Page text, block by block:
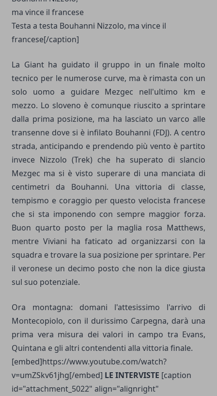
Testa a testa Bouhanni Nizzolo, ma vince il
francese[/caption]
La Giant ha guidato il gruppo in un finale molto
tecnico per le numerose curve, ma è rimasta con un
solo uomo a guidare Mezgec nell'ultimo km e
mezzo. Lo sloveno è comunque riuscito a sprintare
dalla prima posizione, ma ha lasciato un varco alle
transenne dove si è infilato Bouhanni (FDJ). A centro
strada, anticipando e prendendo più vento è partito
invece Nizzolo (Trek) che ha superato di slancio
Mezgec ma si è visto superare di una manciata di
centimetri da Bouhanni. Una vittoria di classe,
tempismo e coraggio per questo velocista francese
che si sta imponendo con sempre maggior forza.
Buon quarto posto per la maglia rosa Matthews,
mentre Viviani ha faticato ad organizzarsi con la
squadra e trovare la sua posizione per sprintare. Per
il veronese un decimo posto che non la dice giusta
sul suo potenziale.
Ora montagna: domani l'attesissimo l'arrivo di
Montecopiolo, con il durissimo Carpegna, darà una
prima vera misura dei valori in campo tra Evans,
Quintana e gli altri contendenti alla vittoria finale.
[embed]https://www.youtube.com/watch?
v=umZSkv61jhg[/embed] LE INTERVISTE [caption
id="attachment_5022" align="alignright"